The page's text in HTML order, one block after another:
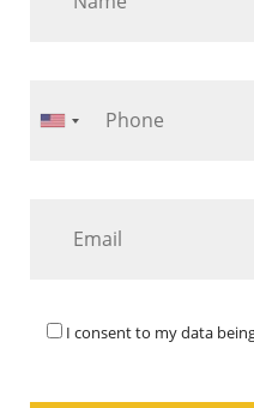
I consent to my data